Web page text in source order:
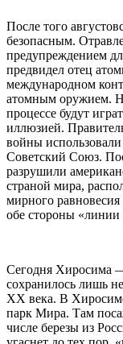
После того
безопасным.
предупреждением
предвидел отец
международном
атомным оружием.
процессе будут
иллюзией.
войны
Советский Союз.
разрушили
страной мира,
мирного
обе стороны
Сегодня Хиросима
сохранилось лишь
ХХ века. В
парк Мира. Там
числе березы из